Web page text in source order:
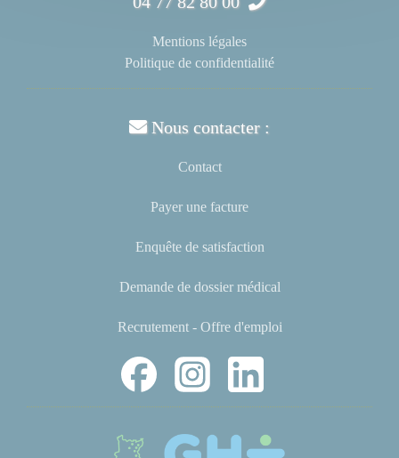
Mentions légales
Politique de confidentialité
Nous contacter :
Contact
Payer une facture
Enquête de satisfaction
Demande de dossier médical
Recrutement - Offre d'emploi